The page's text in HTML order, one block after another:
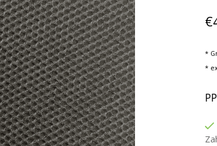
*
*